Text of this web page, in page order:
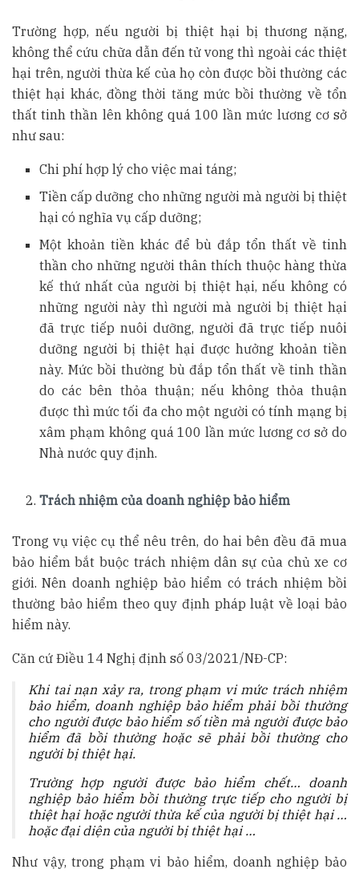
Trường hợp, nếu người bị thiệt hại bị thương nặng,
không thể cứu chữa dẫn đến tử vong thì ngoài các thiệt
hại trên, người thừa kế của họ còn được bồi thường các
thiệt hại khác, đồng thời tăng mức bồi thường về tổn
thất tinh thần lên không quá 100 lần mức lương cơ sở
như sau:
Chi phí hợp lý cho việc mai táng;
Tiền cấp dưỡng cho những người mà người bị thiệt
hại có nghĩa vụ cấp dưỡng;
Một khoản tiền khác để bù đắp tổn thất về tinh
thần cho những người thân thích thuộc hàng thừa
kế thứ nhất của người bị thiệt hại, nếu không có
những người này thì người mà người bị thiệt hại
đã trực tiếp nuôi dưỡng, người đã trực tiếp nuôi
dưỡng người bị thiệt hại được hưởng khoản tiền
này. Mức bồi thường bù đắp tổn thất về tinh thần
do các bên thỏa thuận; nếu không thỏa thuận
được thì mức tối đa cho một người có tính mạng bị
xâm phạm không quá 100 lần mức lương cơ sở do
Nhà nước quy định.
Trách nhiệm của doanh nghiệp bảo hiểm
Trong vụ việc cụ thể nêu trên, do hai bên đều đã mua
bảo hiểm bắt buộc trách nhiệm dân sự của chủ xe cơ
giới. Nên doanh nghiệp bảo hiểm có trách nhiệm bồi
thường bảo hiểm theo quy định pháp luật về loại bảo
hiểm này.
Căn cứ Điều 14 Nghị định số 03/2021/NĐ-CP:
Khi tai nạn xảy ra, trong phạm vi mức trách nhiệm
bảo hiểm, doanh nghiệp bảo hiểm phải bồi thường
cho người được bảo hiểm số tiền mà người được bảo
hiểm đã bồi thường hoặc sẽ phải bồi thường cho
người bị thiệt hại.
Trường hợp người được bảo hiểm chết… doanh
nghiệp bảo hiểm bồi thường trực tiếp cho người bị
thiệt hại hoặc người thừa kế của người bị thiệt hại …
hoặc đại diện của người bị thiệt hại …
Như vậy, trong phạm vi bảo hiểm, doanh nghiệp bảo